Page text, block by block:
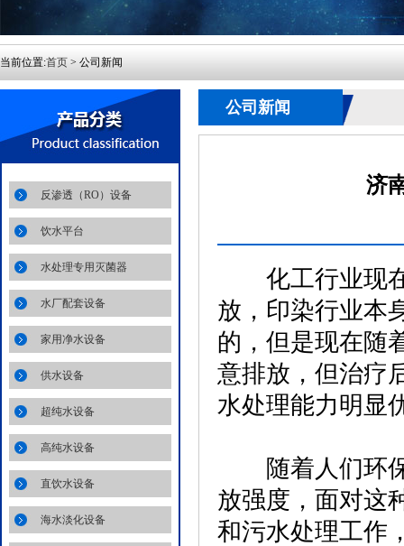
当前位置:首页 > 公司新闻
反渗透（RO）设备
饮水平台
水处理专用灭菌器
水厂配套设备
家用净水设备
供水设备
超纯水设备
高纯水设备
直饮水设备
海水淡化设备
公司新闻
济
化工行业现在
放，印染行业本
的，但是现在随
意排放，但治疗
水处理能力明显
随着人们环保
放强度，面对这
和污水处理工作